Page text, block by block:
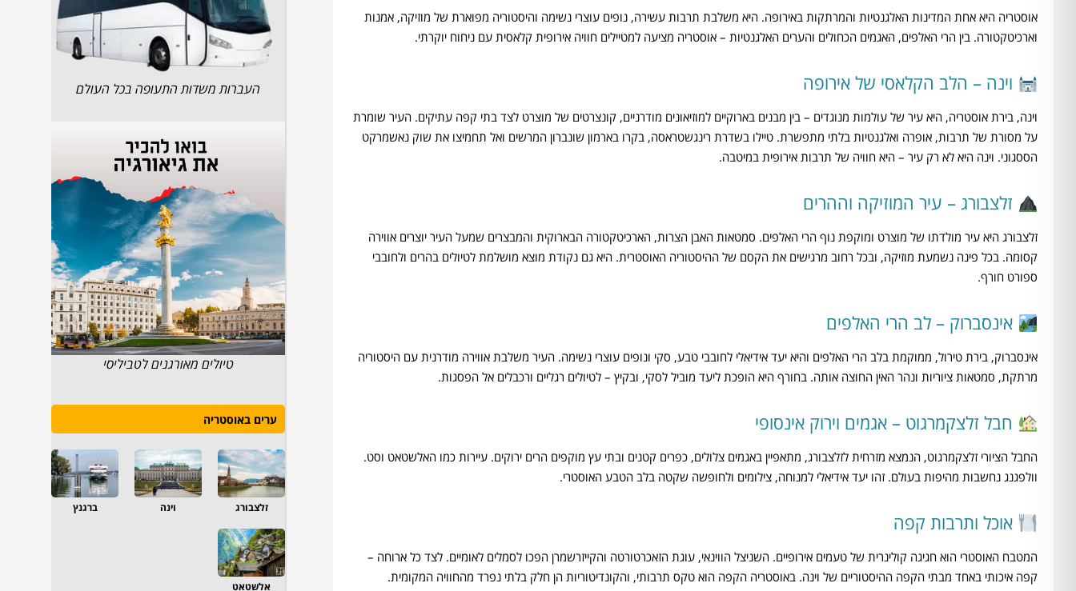
אוסטריה היא אחת המדינות האלגנטיות והמרתקות באירופה. היא משלבת תרבות עשירה, נופים עוצרי נשימה והיסטוריה מפוארת של מוזיקה, אמנות
וארכיטקטורה. בין הרי האלפים, האגמים הכחולים והערים האלגנטיות – אוסטריה מציעה למטיילים חוויה אירופית קלאסית עם ניחוח יוקרתי.
וינה – הלב הקלאסי של אירופה
וינה, בירת אוסטריה, היא עיר של עולמות מנוגדים – בין מבנים בארוקיים למוזיאונים מודרניים, קונצרטים של מוצרט לצד בתי קפה עתיקים. העיר שומרת
על מסורת של תרבות, אופרה ואלגנטיות בלתי מתפשרת. טיילו בשדרת רינגשטראסה, בקרו בארמון שונברון המרשים ואל תחמיצו את שוק נאשמרקט
הססגוני. וינה היא לא רק עיר – היא חוויה של תרבות אירופית במיטבה.
זלצבורג – עיר המוזיקה וההרים
זלצבורג היא עיר מולדתו של מוצרט ומוקפת נוף הרי האלפים. סמטאות האבן הצרות, הארכיטקטורה הבארוקית והמבצרים שמעל העיר יוצרים אווירה
קסומה. בכל פינה נשמעת מוזיקה, ובכל רחוב מרגישים את הקסם של ההיסטוריה האוסטרית. היא גם נקודת מוצא מושלמת לטיולים בהרים ולחובבי
ספורט חורף.
אינסברוק – לב הרי האלפים
אינסברוק, בירת טירול, ממוקמת בלב הרי האלפים והיא יעד אידיאלי לחובבי טבע, סקי ונופים עוצרי נשימה. העיר משלבת אווירה מודרנית עם היסטוריה
מרתקת, סמטאות ציוריות ונהר האין החוצה אותה. בחורף היא הופכת ליעד מוביל לסקי, ובקיץ – לטיולים רגליים ורכבלים אל הפסגות.
חבל זלצקמרגוט – אגמים וירוק אינסופי
החבל הציורי זלצקמרגוט, הנמצא מזרחית לזלצבורג, מתאפיין באגמים צלולים, כפרים קטנים ובתי עץ מוקפים הרים ירוקים. עיירות כמו האלשטאט וסט.
וולפגנג נחשבות מהיפות בעולם. זהו יעד אידיאלי למנוחה, צילומים ולחופשה שקטה בלב הטבע האוסטרי.
אוכל ותרבות קפה
המטבח האוסטרי הוא חגיגה קולינרית של טעמים אירופיים. השניצל הווינאי, עוגת הזאכרטורטה והקייזרשמרן הפכו לסמלים לאומיים. לצד כל ארוחה –
קפה איכותי באחד מבתי הקפה ההיסטוריים של וינה. באוסטריה הקפה הוא טקס תרבותי, והקונדיטוריות הן חלק בלתי נפרד מהחוויה המקומית.
העברות משדות התעופה בכל העולם
טיולים מאורגנים לטביליסי
ערים באוסטריה
זלצבורג וינה ברגנץ
אלשטאט